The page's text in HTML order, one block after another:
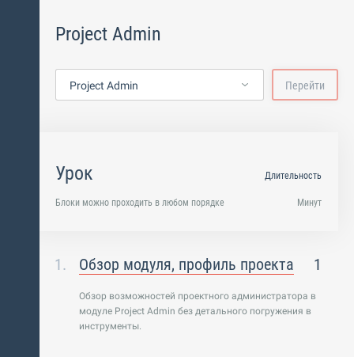
Project Admin
Project Admin Перейти
Урок
Блоки можно проходить в любом порядке
Длительность
Минут
Обзор модуля, профиль проекта 1
Обзор возможностей проектного администратора в
модуле Project Admin без детального погружения в
инструменты.